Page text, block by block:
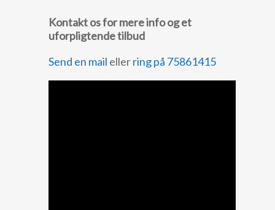
Kontakt os for mere info og et
uforpligtende tilbud
Send en mail ellerring på 75861415